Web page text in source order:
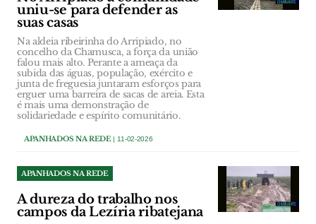
uniu-se para defender as
suas casas
Na aldeia ribeirinha do Arripiado, no
concelho da Chamusca, a força da união
falou mais alto. Perante a ameaça da
subida das águas, população, exército e
junta de freguesia juntaram esforços para
erguer uma barreira de sacas de areia. Esta
é mais uma demonstração de
solidariedade e espírito comunitário.
APANHADOS NA REDE| 11-02-2026
APANHADOS NA REDE
A dureza do trabalho nos
campos da Lezíria ribatejana